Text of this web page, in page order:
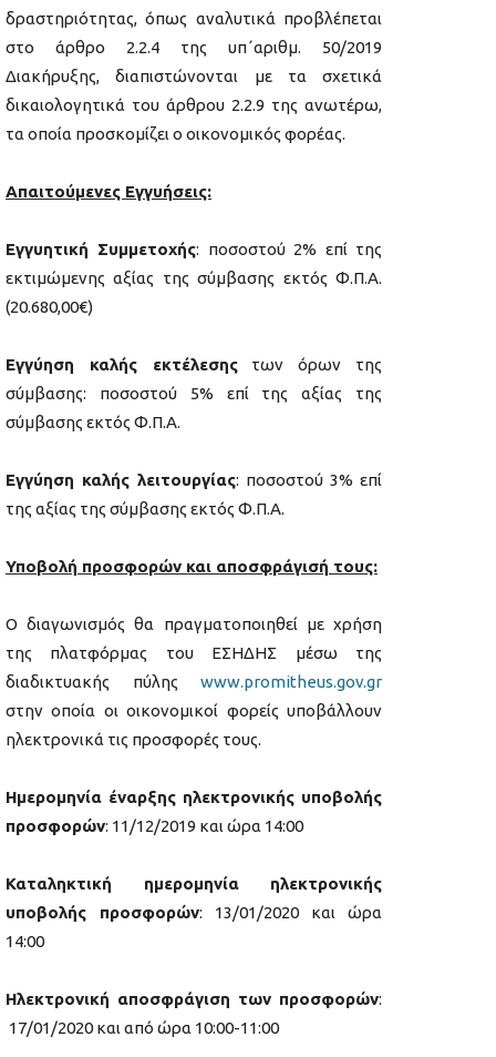
δραστηριότητας, όπως αναλυτικά προβλέπεται
στο άρθρο 2.2.4 της υπ΄αριθμ. 50/2019
Διακήρυξης, διαπιστώνονται με τα σχετικά
δικαιολογητικά του άρθρου 2.2.9 της ανωτέρω,
τα οποία προσκομίζει ο οικονομικός φορέας.
Απαιτούμενες Εγγυήσεις:
Εγγυητική Συμμετοχής: ποσοστού 2% επί της
εκτιμώμενης αξίας της σύμβασης εκτός Φ.Π.Α.
(20.680,00€)
Εγγύηση καλής εκτέλεσηςτων όρων της
σύμβασης: ποσοστού 5% επί της αξίας της
σύμβασης εκτός Φ.Π.Α.
Εγγύηση καλής λειτουργίας: ποσοστού 3% επί
της αξίας της σύμβασης εκτός Φ.Π.Α.
Υποβολή προσφορών και αποσφράγισή τους:
Ο διαγωνισμός θα πραγματοποιηθεί με χρήση
της πλατφόρμας του ΕΣΗΔΗΣ μέσω της
διαδικτυακής πύλης www.promitheus.gov.gr
στην οποία οι οικονομικοί φορείς υποβάλλουν
ηλεκτρονικά τις προσφορές τους.
Ημερομηνία έναρξης ηλεκτρονικής υποβολής
προσφορών: 11/12/2019 και ώρα 14:00
Καταληκτική ημερομηνία ηλεκτρονικής
υποβολής προσφορών: 13/01/2020 και ώρα
14:00
Ηλεκτρονική αποσφράγιση των προσφορών:
17/01/2020 και από ώρα 10:00-11:00